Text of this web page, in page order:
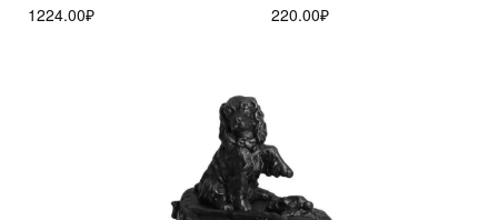
1224.00₽
220.00₽